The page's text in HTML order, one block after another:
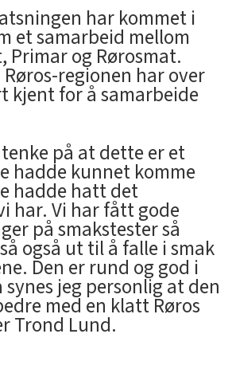
har kommet i
et samarbeid mellom
Primar og Rørosmat.
regionen har over
kjent for å samarbeide
på at dette er et
hadde kunnet komme
hadde hatt det
har. Vi har fått gode
på smakstester så
også ut til å falle i smak
Den er rund og god i
synes jeg personlig at den
med en klatt Røros
Trond Lund.